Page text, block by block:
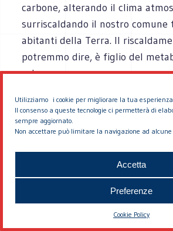
Utilizziamo i cookie per migliorare la tua
Il consenso a queste tecnologie ci permetterà di
sempre aggiornato.
Non accettare può limitare la navigazione ad
Accetta
Preferenze
Cookie Policy
carbone, alterando il clima
surriscaldando il nostro comune
abitanti della Terra. Il
potremmo dire, è figlio del
urbano.
Val la pena inoltre osservare che
riscaldamento urbano tende a
effetti per via della stessa
territoriale che espone le città
periodici. La scomparsa degli orti
taglio di alberi, la
cancellazione progressiva del
multiforme e molecolare attività